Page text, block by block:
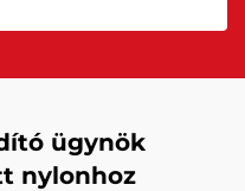
ügynök
nylonhoz